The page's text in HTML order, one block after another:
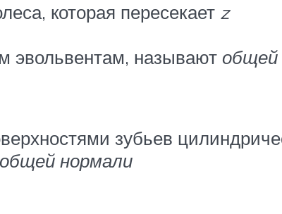
которая пересекает z
эвольвентам, называют общей
зубьев
нормали